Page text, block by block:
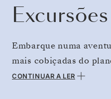
Excursões
Embarque numa
mais cobiçadas do
Se tiver a oportunidade
CONTINUAR A LER